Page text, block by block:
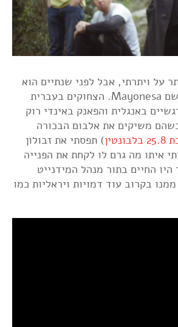
על ויתרתי, אבל לפני שנתיים הוא
חזר עם טריו טרי בשם Mayonesa. הצחוקים בעברית
באנגלית והפאנק באינדי רוק
כשהם משיקים את אלבום הבכורה
) תפסתי את זבולון
איתו מה גרם לו לקחת את הפנייה
היו החיים בתור מנהל המידנייט
בקרוב עוד דמויות ויראליות כמו